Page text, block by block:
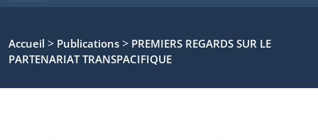
Accueil > Publications > PREMIERS REGARDS SUR LE
PARTENARIAT TRANSPACIFIQUE